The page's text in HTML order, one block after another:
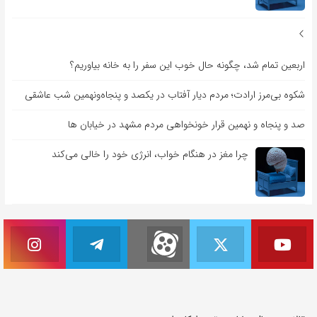
اربعین تمام شد، چگونه حال خوب این سفر را به خانه بیاوریم؟
شکوه بی‌مرز ارادت؛ مردم دیار آفتاب در یکصد و پنجاه‌ونهمین شب عاشقی
صد و پنجاه و نهمین قرار خونخواهی مردم مشهد در خیابان ها
چرا مغز در هنگام خواب، انرژی خود را خالی می‌کند